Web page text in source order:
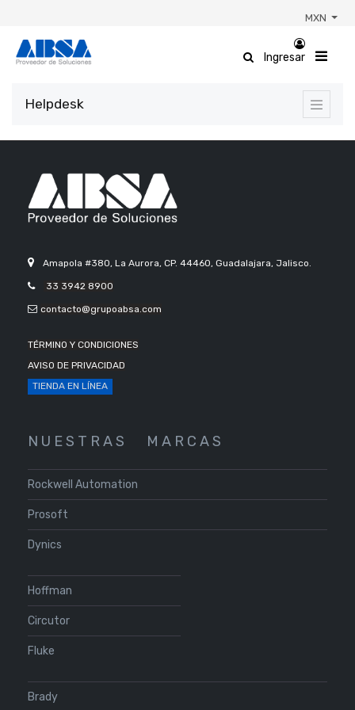
MXN
Ingresar
Helpdesk
Amapola #380, La Aurora, CP. 44460, Guadalajara, Jalisco.
33 3942 8900
contacto@grupoabsa.com
TÉRMINO Y CONDICIONES
AVISO DE PRIVACIDAD
TIENDA EN LÍNEA
N U E S T R A S M A R C A S
Rockwell Automation
Prosoft
Dynics
Hoffman
Circutor
Fluke
Brady